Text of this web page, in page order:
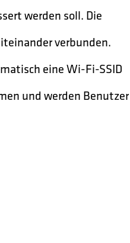
werden soll. Die
verbunden.
eine Wi-Fi-SSID
und werden Benutzer